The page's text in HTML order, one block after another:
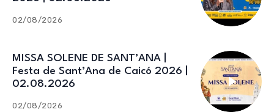
02/08/2026
MISSA SOLENE DE SANT’ANA |
Festa de Sant’Ana de Caicó 2026 |
02.08.2026
02/08/2026